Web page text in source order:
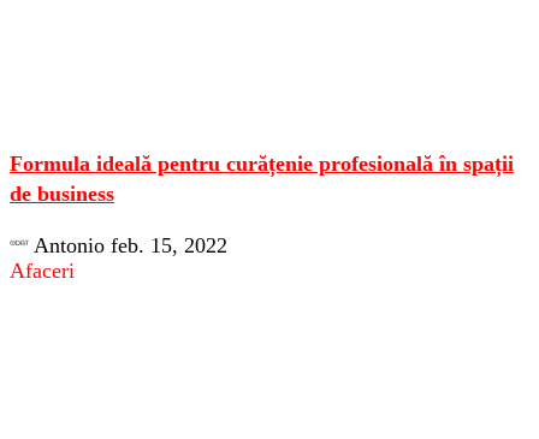
Formula ideală pentru curățenie profesională în spații
de business
Antonio feb. 15, 2022
Afaceri